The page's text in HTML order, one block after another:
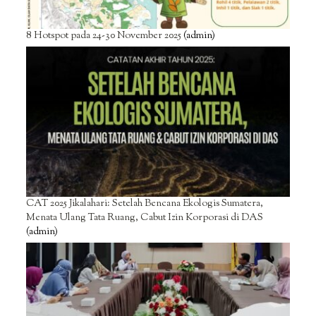
8 Hotspot pada 24-30 November 2025(admin)
CAT 2025 Jikalahari: Setelah Bencana Ekologis Sumatera,
Menata Ulang Tata Ruang, Cabut Izin Korporasi di DAS
(admin)